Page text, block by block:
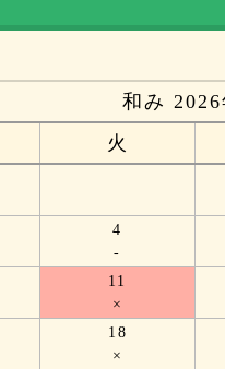
和み
火
4
-
11
×
18
×